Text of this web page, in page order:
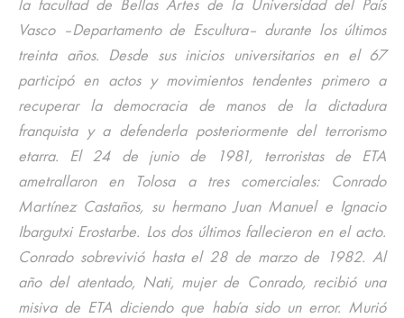
la facultad de Bellas Artes de la Universidad del País
Vasco –Departamento de Escultura– durante los últimos
treinta años. Desde sus inicios universitarios en el 67
participó en actos y movimientos tendentes primero a
recuperar la democracia de manos de la dictadura
franquista y a defenderla posteriormente del terrorismo
etarra. El 24 de junio de 1981, terroristas de ETA
ametrallaron en Tolosa a tres comerciales: Conrado
Martínez Castaños, su hermano Juan Manuel e Ignacio
Ibargutxi Erostarbe. Los dos últimos fallecieron en el acto.
Conrado sobrevivió hasta el 28 de marzo de 1982. Al
año del atentado, Nati, mujer de Conrado, recibió una
misiva de ETA diciendo que había sido un error. Murió